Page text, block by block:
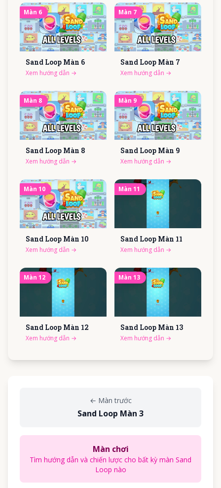
Màn 6
Sand Loop Màn 6
Xem hướng dẫn →
Màn 7
Sand Loop Màn 7
Xem hướng dẫn →
Màn 8
Sand Loop Màn 8
Xem hướng dẫn →
Màn 9
Sand Loop Màn 9
Xem hướng dẫn →
Màn 10
Sand Loop Màn 10
Xem hướng dẫn →
Màn 11
Sand Loop Màn 11
Xem hướng dẫn →
Màn 12
Sand Loop Màn 12
Xem hướng dẫn →
Màn 13
Sand Loop Màn 13
Xem hướng dẫn →
← Màn trước
Sand Loop Màn 3
Màn chơi
Tìm hướng dẫn và chiến lược cho bất kỳ màn Sand
Loop nào